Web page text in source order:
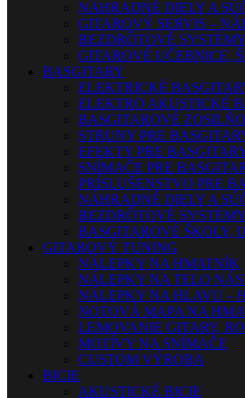
NÁHRADNÉ DIELY A
GITAROVÝ SERVIS –
BEZDRÔTOVÉ
GITAROVÉ UČEBNICE,
BASGITARY
ELEKTRICKÉ
ELEKTRO AKUSTICKÉ
BASGITAROVÉ
STRUNY PRE
EFEKTY PRE
SNÍMAČE PRE
PRÍSLUŠENSTVO PRE
NÁHRADNÉ DIELY A
BEZDRÔTOVÉ
BASGITAROVÉ ŠKOLY,
GITAROVÝ TUNING
NÁLEPKY NA HMATNÍK
NÁLEPKY NA TELO
NÁLEPKY NA HLAVU –
NOTOVÁ MAPA NA
LEMOVANIE GITARY,
MOTÍVY NA SNÍMAČE
CUSTOM VÝROBA
BICIE
AKUSTICKÉ BICIE